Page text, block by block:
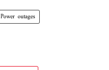
Power outages